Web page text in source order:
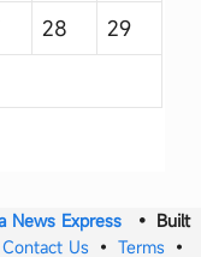
28
29
News Express• Built
Contact Us • Terms •